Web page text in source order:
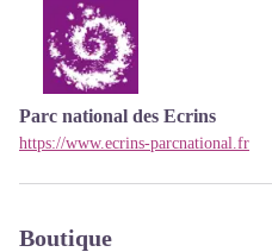
Parc national des Ecrins
https://www.ecrins-parcnational.fr
Boutique